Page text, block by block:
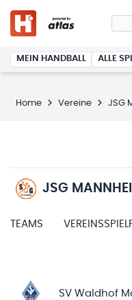
MEIN HANDBALL ALLE
Home Vereine JSG
JSG
TEAMS
SV Waldhof